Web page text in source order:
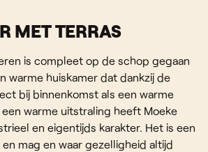
MET TERRAS
is compleet op de schop gegaan
warme huiskamer dat dankzij de
bij binnenkomst als een warme
warme uitstraling heeft Moeke
en eigentijds karakter. Het is een
en mag en waar gezelligheid altijd